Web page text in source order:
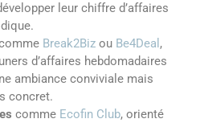
leur chiffre d’affaires
Break2Biz ou Be4Deal ,
d’affaires hebdomadaires
ambiance conviviale mais
concret.
comme Ecofin Club, orienté